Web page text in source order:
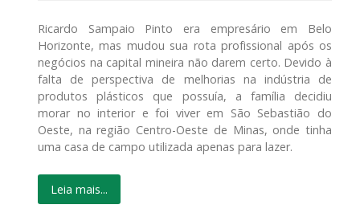
Ricardo Sampaio Pinto era empresário em Belo
Horizonte, mas mudou sua rota profissional após os
negócios na capital mineira não darem certo. Devido à
falta de perspectiva de melhorias na indústria de
produtos plásticos que possuía, a família decidiu
morar no interior e foi viver em São Sebastião do
Oeste, na região Centro-Oeste de Minas, onde tinha
uma casa de campo utilizada apenas para lazer.
Leia mais...